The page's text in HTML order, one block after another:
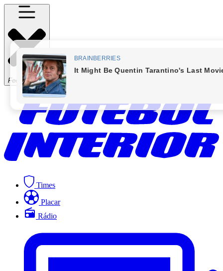
Fechar Menu
Times
Placar
Rádio